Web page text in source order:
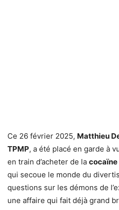
Ce 26 février 2025, Matthieu
TPMP, a été placé en garde à
en train d’acheter de la cocaïne
qui secoue le monde du
questions sur les démons de
une affaire qui fait déjà grand